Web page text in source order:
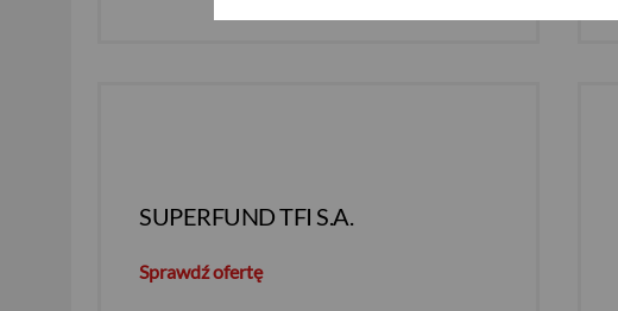
SUPERFUND TFI S.A.
Sprawdź ofertę